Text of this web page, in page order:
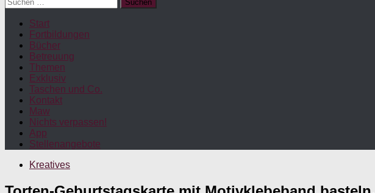
nach:
Start
Fortbildungen
Bücher
Betreuung
Themen
Exklusiv
Taschen und Co.
Kontakt
Maw
Nichts verpassen!
App
Stellenangebote
Kreatives